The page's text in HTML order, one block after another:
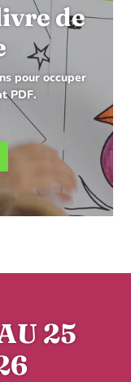
de
pour occuper
PDF.
25